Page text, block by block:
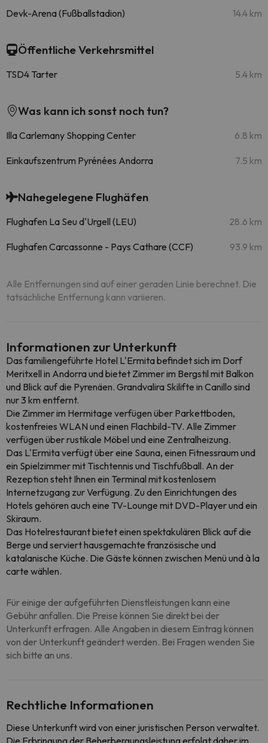
Devk-Arena (Fußballstadion) 14.4 km
Öffentliche Verkehrsmittel
TSD4 Tarter 5.4 km
Was kann ich sonst noch tun?
Illa Carlemany Shopping Center 6.8 km
Einkaufszentrum Pyrénées Andorra 7.5 km
Nahegelegene Flughäfen
Flughafen La Seu d'Urgell (LEU) 28.6 km
Flughafen Carcassonne - Pays Cathare (CCF) 93.9 km
Alle Entfernungen sind auf einer geraden Linie berechnet. Die
tatsächliche Entfernung kann variieren.
Informationen zur Unterkunft
Das familiengeführte Hotel L'Ermita befindet sich im Dorf
Meritxell in Andorra und bietet Zimmer im Bergstil mit Balkon
und Blick auf die Pyrenäen. Grandvalira Skilifte in Canillo sind
nur 3 km entfernt.
Die Zimmer im Hermitage verfügen über Parkettboden,
kostenfreies WLAN und einen Flachbild-TV. Alle Zimmer
verfügen über rustikale Möbel und eine Zentralheizung.
Das L'Ermita verfügt über eine Sauna, einen Fitnessraum und
ein Spielzimmer mit Tischtennis und Tischfußball. An der
Rezeption steht Ihnen ein Terminal mit kostenlosem
Internetzugang zur Verfügung. Zu den Einrichtungen des
Hotels gehören auch eine TV-Lounge mit DVD-Player und ein
Skiraum.
Das Hotelrestaurant bietet einen spektakulären Blick auf die
Berge und serviert hausgemachte französische und
katalanische Küche. Die Gäste können zwischen Menü und à la
carte wählen.
Für einige der aufgeführten Dienstleistungen kann eine
Gebühr anfallen. Die Preise können Sie direkt bei der
Unterkunft erfragen. Alle Angaben in diesem Eintrag können
von der Unterkunft geändert werden. Bei Fragen wenden Sie
sich bitte an uns.
Rechtliche Informationen
Diese Unterkunft wird von einer juristischen Person verwaltet.
Die Erbringung der Beherbergungsleistung erfolgt daher im